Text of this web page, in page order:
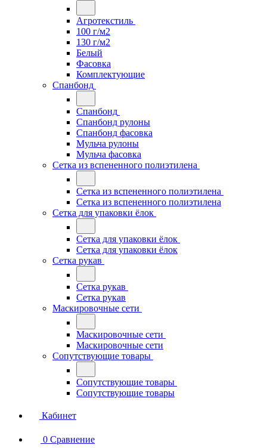
Агротекстиль
100 г/м2
130 г/м2
Белый
Фасовка
Комплектующие
Спанбонд
Спанбонд
Спанбонд рулоны
Спанбонд фасовка
Мульча рулоны
Мульча фасовка
Сетка из вспененного полиэтилена
Сетка из вспененного полиэтилена
Сетка из вспененного полиэтилена
Сетка для упаковки ёлок
Сетка для упаковки ёлок
Сетка для упаковки ёлок
Сетка рукав
Сетка рукав
Сетка рукав
Маскировочные сети
Маскировочные сети
Маскировочные сети
Сопутствующие товары
Сопутствующие товары
Сопутствующие товары
Кабинет
0 Сравнение